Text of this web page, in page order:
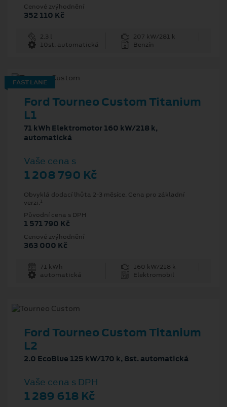
Cenové zvýhodnění
352 110 Kč
2.3 l
207 kW/281 k
10st. automatická
Benzín
FAST LANE
Ford Tourneo Custom Titanium
L1
71 kWh Elektromotor 160 kW/218 k,
automatická
Vaše cena s
1 208 790 Kč
Obvyklá dodací lhůta 2-3 měsíce. Cena pro základní
verzi. 1
Původní cena s DPH
1 571 790 Kč
Cenové zvýhodnění
363 000 Kč
71 kWh
160 kW/218 k
automatická
Elektromobil
Ford Tourneo Custom Titanium
L2
2.0 EcoBlue 125 kW/170 k, 8st. automatická
Vaše cena s DPH
1 289 618 Kč